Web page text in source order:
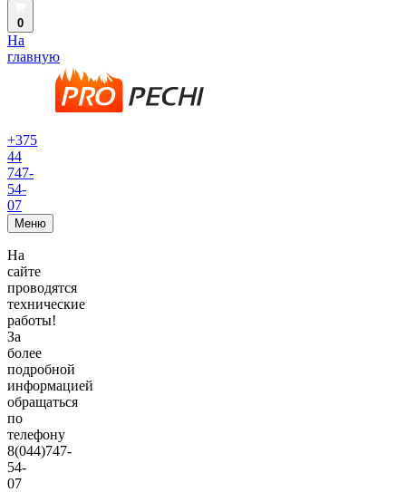
0
На
главную
+375
44
747-
54-
07
Меню
На
сайте
проводятся
технические
работы!
За
более
подробной
информацией
обращаться
по
телефону
8(044)747-
54-
07